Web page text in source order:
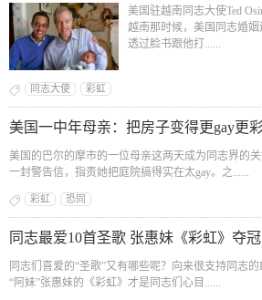
美国驻越南同志大使Ted
越南那时候，美国同志婚
透过脸书跟他打......
同志大使 彩虹
美国一中年母亲：把房子变得更gay更
美国的巴尔的摩市的一位母亲这两天成为同志界的
一封警告信，指责她把庭院搞得实在太gay。之......
彩虹 恐同
同志最爱10首圣歌 张惠妹《彩虹》夺冠
同志们喜爱的“圣歌”又有哪些呢？向来很支持同志
“阿妹”张惠妹的《彩虹》才是同志们心目......